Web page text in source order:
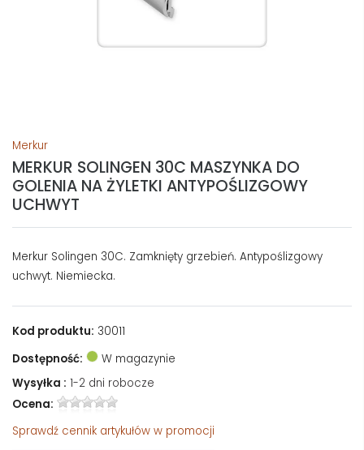
Merkur
MERKUR SOLINGEN 30C MASZYNKA DO
GOLENIA NA ŻYLETKI ANTYPOŚLIZGOWY
UCHWYT
Merkur Solingen 30C. Zamknięty grzebień. Antypoślizgowy
uchwyt. Niemiecka.
Kod produktu: 30011
Dostępność:
W magazynie
Wysyłka : 1-2 dni robocze
Ocena:
Sprawdź cennik artykułów w promocji